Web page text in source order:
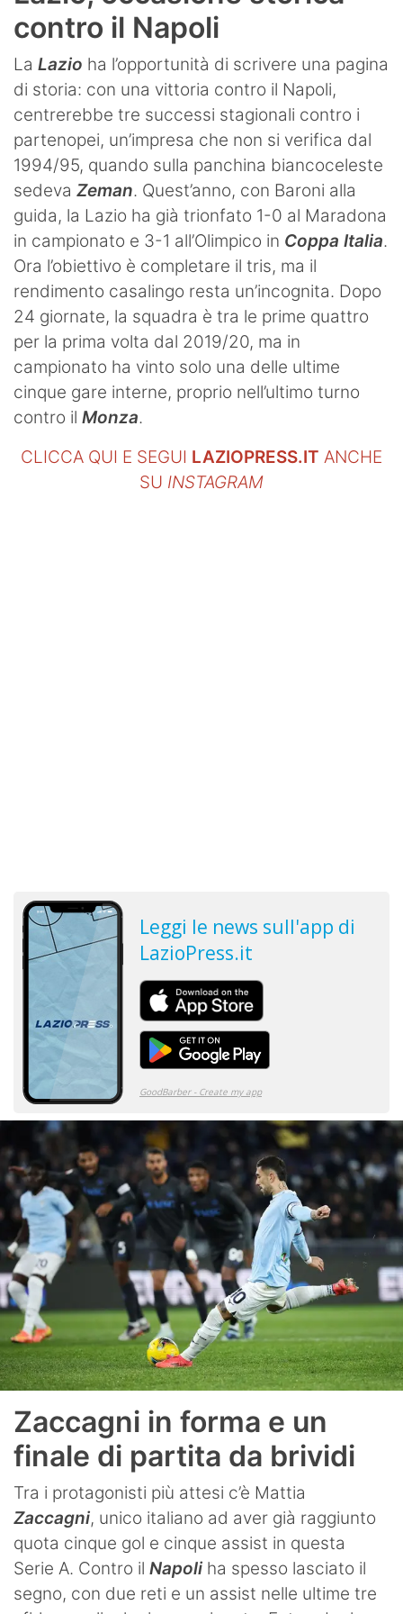
contro il Napoli
La Lazio ha l’opportunità di scrivere una pagina
di storia: con una vittoria contro il Napoli,
centrerebbe tre successi stagionali contro i
partenopei, un’impresa che non si verifica dal
1994/95, quando sulla panchina biancoceleste
sedeva Zeman. Quest’anno, con Baroni alla
guida, la Lazio ha già trionfato 1-0 al Maradona
in campionato e 3-1 all’Olimpico in Coppa Italia.
Ora l’obiettivo è completare il tris, ma il
rendimento casalingo resta un’incognita. Dopo
24 giornate, la squadra è tra le prime quattro
per la prima volta dal 2019/20, ma in
campionato ha vinto solo una delle ultime
cinque gare interne, proprio nell’ultimo turno
contro il Monza.
CLICCA QUI E SEGUI LAZIOPRESS.IT ANCHE
SU INSTAGRAM
Zaccagni in forma e un
finale di partita da brividi
Tra i protagonisti più attesi c’è Mattia
Zaccagni, unico italiano ad aver già raggiunto
quota cinque gol e cinque assist in questa
Serie A. Contro il Napoli ha spesso lasciato il
segno, con due reti e un assist nelle ultime tre